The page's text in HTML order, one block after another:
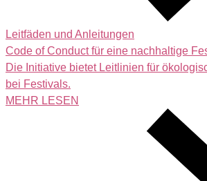
Leitfäden und Anleitungen
Code of Conduct für eine nachhaltige
Die Initiative bietet Leitlinien für
bei Festivals.
MEHR LESEN